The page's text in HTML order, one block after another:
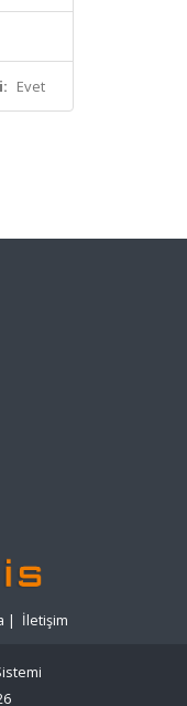
Evet
| İletişim